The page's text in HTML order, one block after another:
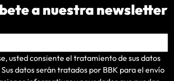
a nuestra newsletter
usted consiente el tratamiento de sus datos
datos serán tratados por BBK para el envío